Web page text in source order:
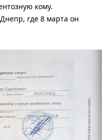
кому.
где 8 марта он